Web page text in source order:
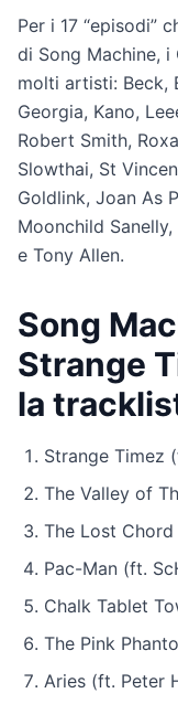
Per i 17 “episodi”
di Song Machine,
molti artisti: Beck,
Georgia, Kano,
Robert Smith,
Slowthai, St
Goldlink, Joan As
Moonchild
e Tony Allen.
Song
Strange
la
Strange Timez
The Valley of
The Lost
Pac-Man (ft.
Chalk Tablet
The Pink
Aries (ft. Peter